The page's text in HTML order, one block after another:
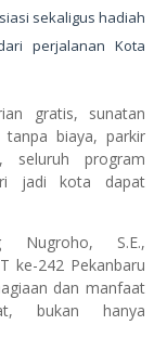
sekaligus hadiah
perjalanan Kota
gratis, sunatan
tanpa biaya, parkir
seluruh program
jadi kota dapat
S.E.,
ke-242 Pekanbaru
dan manfaat
bukan hanya